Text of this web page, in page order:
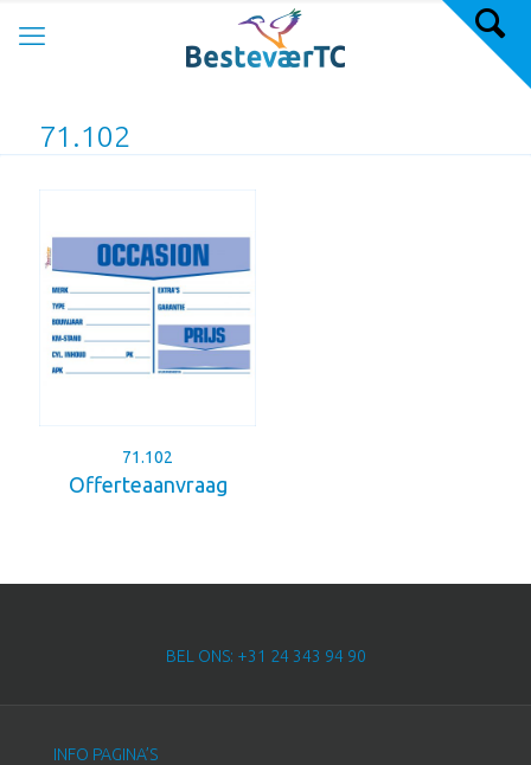
71.102
71.102
Offerteaanvraag
BEL ONS: +31 24 343 94 90
INFO PAGINA’S